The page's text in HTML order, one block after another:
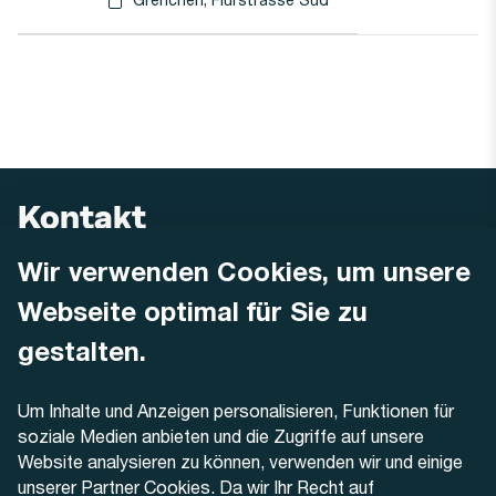
Wir verwenden Cookies, um unsere
Webseite optimal für Sie zu
gestalten.
Um Inhalte und Anzeigen personalisieren, Funktionen für
soziale Medien anbieten und die Zugriffe auf unsere
Website analysieren zu können, verwenden wir und einige
unserer Partner Cookies. Da wir Ihr Recht auf
Haltestellen-PDF herunterladen für
(Öffnet in einen neuen Tab oder Fenster)
Kontakt
AREMO
Dornacherstrasse 48
4500 Solothurn
+41 32 622 37 22
Kontaktformular